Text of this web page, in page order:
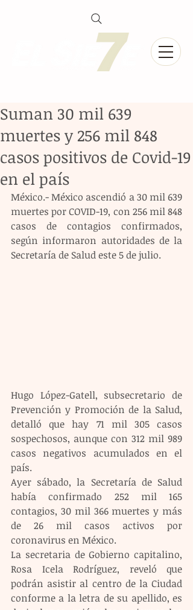
Suman 30 mil 639
muertes y 256 mil 848
casos positivos de Covid-19
en el país
México.- México ascendió a 30 mil 639
muertes por COVID-19, con 256 mil 848
casos de contagios confirmados,
según informaron autoridades de la
Secretaría de Salud este 5 de julio.
Hugo López-Gatell, subsecretario de
Prevención y Promoción de la Salud,
detalló que hay 71 mil 305 casos
sospechosos, aunque con 312 mil 989
casos negativos acumulados en el
país.
Ayer sábado, la Secretaría de Salud
había confirmado 252 mil 165
contagios, 30 mil 366 muertes y más
de 26 mil casos activos por
coronavirus en México.
La secretaria de Gobierno capitalino,
Rosa Icela Rodríguez, reveló que
podrán asistir al centro de la Ciudad
conforme a la letra de su apellido, es